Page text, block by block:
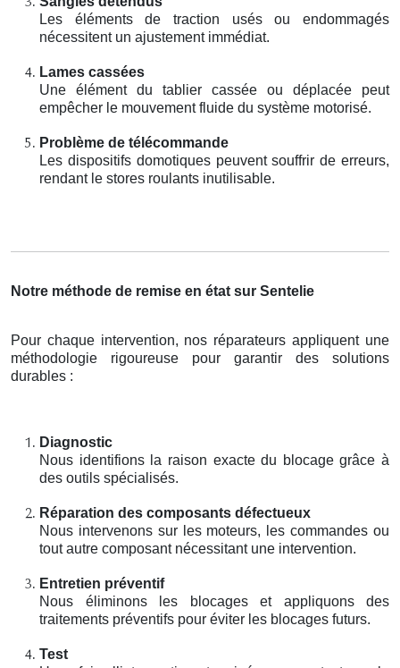
Les éléments de traction usés ou endommagés
nécessitent un ajustement immédiat.
Lames cassées
Une élément du tablier cassée ou déplacée peut
empêcher le mouvement fluide du système motorisé.
Problème de télécommande
Les dispositifs domotiques peuvent souffrir de erreurs,
rendant le stores roulants inutilisable.
Notre méthode de remise en état sur Sentelie
Pour chaque intervention, nos réparateurs appliquent une
méthodologie rigoureuse pour garantir des solutions
durables :
Diagnostic
Nous identifions la raison exacte du blocage grâce à
des outils spécialisés.
Réparation des composants défectueux
Nous intervenons sur les moteurs, les commandes ou
tout autre composant nécessitant une intervention.
Entretien préventif
Nous éliminons les blocages et appliquons des
traitements préventifs pour éviter les blocages futurs.
Test